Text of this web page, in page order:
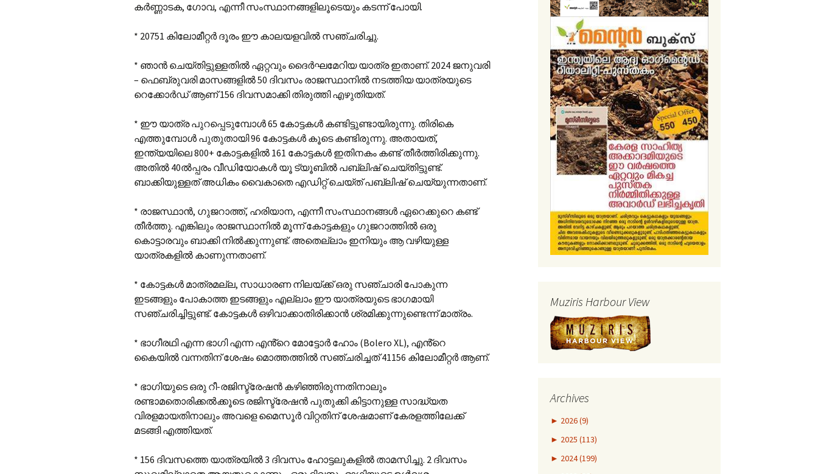
കർണ്ണാടക, ഗോവ, എന്നീ സംസ്ഥാനങ്ങളിലൂടെയും കടന്ന് പോയി.
* 20751 കിലോമീറ്റർ ദൂരം ഈ കാലയളവിൽ സഞ്ചരിച്ചു.
* ഞാൻ ചെയ്തിട്ടുള്ളതിൽ ഏറ്റവും ദൈർഘമേറിയ യാത്ര ഇതാണ്. 2024 ജനുവരി
– ഫെബ്രുവരി മാസങ്ങളിൽ 50 ദിവസം രാജസ്ഥാനിൽ നടത്തിയ യാത്രയുടെ
റെക്കോർഡ് ആണ് 156 ദിവസമാക്കി തിരുത്തി എഴുതിയത്.
* ഈ യാത്ര പുറപ്പെടുമ്പോൾ 65 കോട്ടകൾ കണ്ടിട്ടുണ്ടായിരുന്നു. തിരികെ
എത്തുമ്പോൾ പുതുതായി 96 കോട്ടകൾ കൂടെ കണ്ടിരുന്നു. അതായത്,
ഇന്ത്യയിലെ 800‍+ കോട്ടകളിൽ 161 കോട്ടകൾ ഇതിനകം കണ്ട് തീർത്തിരിക്കുന്നു.
അതിൽ 40ൽപ്പരം വീഡിയോകൾ യൂ ട്യൂബിൽ പബ്ലിഷ് ചെയ്തിട്ടുണ്ട്.
ബാക്കിയുള്ളത് അധികം വൈകാതെ എഡിറ്റ് ചെയ്ത് പബ്ലിഷ് ചെയ്യുന്നതാണ്.
* രാജസ്ഥാൻ, ഗുജറാത്ത്, ഹരിയാന, എന്നീ സംസ്ഥാനങ്ങൾ ഏറെക്കുറെ കണ്ട്
തീർത്തു. എങ്കിലും രാജസ്ഥാനിൽ മൂന്ന് കോട്ടകളും ഗുജറാത്തിൽ ഒരു
കൊട്ടാരവും ബാക്കി നിൽക്കുന്നുണ്ട്. അതെല്ലാം ഇനിയും ആ വഴിയുള്ള
യാത്രകളിൽ കാണുന്നതാണ്.
* കോട്ടകൾ മാത്രമല്ല, സാധാരണ നിലയ്ക്ക് ഒരു സഞ്ചാരി പോകുന്ന
ഇടങ്ങളും പോകാത്ത ഇടങ്ങളും എല്ലാം ഈ യാത്രയുടെ ഭാഗമായി
സഞ്ചരിച്ചിട്ടുണ്ട്. കോട്ടകൾ ഒഴിവാക്കാതിരിക്കാൻ ശ്രമിക്കുന്നുണ്ടെന്ന് മാത്രം.
* ഭാഗീരഥി എന്ന ഭാഗി എന്ന എൻ്റെ മോട്ടോർ ഹോം (Bolero XL), എൻ്റെ
കൈയിൽ വന്നതിന് ശേഷം മൊത്തത്തിൽ സഞ്ചരിച്ചത് 41156 കിലോമീറ്റർ ആണ്.
* ഭാഗിയുടെ ഒരു റീ-രജിസ്ട്രേഷൻ കഴിഞ്ഞിരുന്നതിനാലും
രണ്ടാമതൊരിക്കൽക്കൂടെ രജിസ്ട്രേഷൻ പുതുക്കി കിട്ടാനുള്ള സാദ്ധ്യത
വിരളമായതിനാലും അവളെ മൈസൂർ വിറ്റതിന് ശേഷമാണ് കേരളത്തിലേക്ക്
മടങ്ങി എത്തിയത്.
* 156 ദിവസത്തെ യാത്രയിൽ 3 ദിവസം ഹോട്ടലുകളിൽ താമസിച്ചു. 2 ദിവസം
Muziris Harbour View
Archives
► 2026 (9)
► 2025 (113)
► 2024 (199)